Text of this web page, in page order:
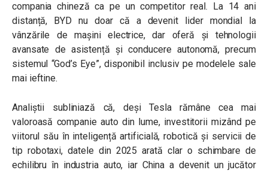
compania chineză ca pe un competitor real. La 14 ani
distanță, BYD nu doar că a devenit lider mondial la
vânzările de mașini electrice, dar oferă și tehnologii
avansate de asistență și conducere autonomă, precum
sistemul “God’s Eye”, disponibil inclusiv pe modelele sale
mai ieftine.
Analiștii subliniază că, deși Tesla rămâne cea mai
valoroasă companie auto din lume, investitorii mizând pe
viitorul său în inteligență artificială, robotică și servicii de
tip robotaxi, datele din 2025 arată clar o schimbare de
echilibru în industria auto, iar China a devenit un jucător